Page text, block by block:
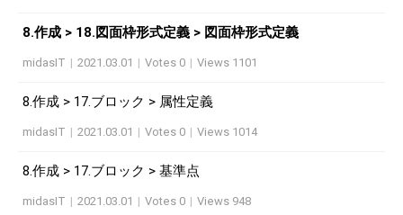
8.作成 > 18.図面枠形式定義 > 図面枠形式定義
midasIT | 2021.03.01 | Votes 0 | Views 1101
8.作成 > 17.ブロック > 属性定義
midasIT | 2021.03.01 | Votes 0 | Views 1014
8.作成 > 17.ブロック > 基準点
midasIT | 2021.03.01 | Votes 0 | Views 948